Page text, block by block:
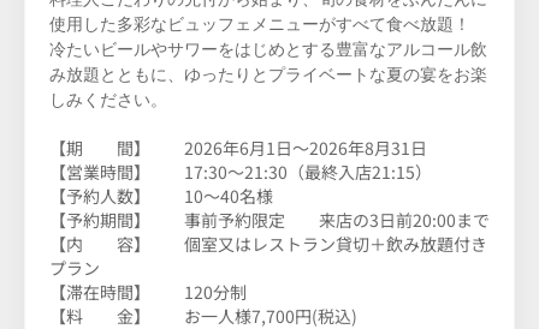
使用した多彩なビュッフェメニューがすべて食べ放題！
冷たいビールやサワーをはじめとする豊富なアルコール飲
み放題とともに、ゆったりとプライベートな夏の宴をお楽
しみください。
【期 間】 2026年6月1日～2026年8月31日
【営業時間】 17:30～21:30（最終入店21:15）
【予約人数】 10～40名様
【予約期間】 事前予約限定 来店の3日前20:00まで
【内 容】 個室又はレストラン貸切＋飲み放題付き
プラン
【滞在時間】 120分制
【料 金】 お一人様7,700円(税込)